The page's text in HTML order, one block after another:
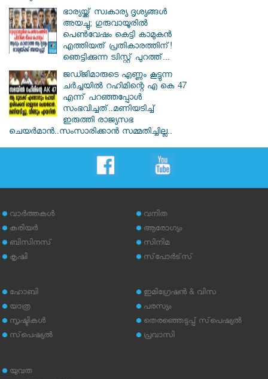
ഭാര്യയ്ക്ക് സ്വകാര്യ ദൃശ്യങ്ങൾ
അയച്ചു; ഗുരുവായൂരിൽ
പെൺവേഷം കെട്ടി കാമുകൻ
എത്തിയത് പ്രതികാരത്തിന്!
ഞെട്ടിക്കുന്ന ട്വിസ്റ്റ് പുറത്ത്...
ജഡ്ജിമാരുടെ എണ്ണം കൂട്ടുന്ന
ചർച്ചയിൽ റഹിമിന്റെ എ കെ 47
എന്ന് പറഞ്ഞപ്പോൾ
സംഭവിച്ചത്..മണിയടിച്ച്
ഇരുത്തി രാജ്യസഭ
ചെയർമാൻ..സംസാരിക്കാൻ സമ്മതിച്ചില്ല..
വാര്‍ത്തകള്‍
കരിയര്‍
ബിസിനസ്
കൃഷി
വനിത
ആരോഗ്യം
സിനിമ
സ്‌പോര്‍ട്‌സ്
ഹോബി
യാത്ര
സൃഷ്ടികള്‍
സ്‌പെഷ്യല്‍
ഇമിഗ്രേഷന്‍ & വിസ
പരസ്യം
തെരഞ്ഞെടുപ്പ് സ്‌പെഷ്യല്‍
പ്രവാസി
യുവത